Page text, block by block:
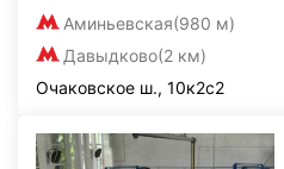
Аминьевская(980 м)
Давыдково(2 км)
Очаковское ш., 10к2с2